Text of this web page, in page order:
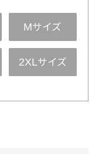
Mサイズ
2XLサイズ